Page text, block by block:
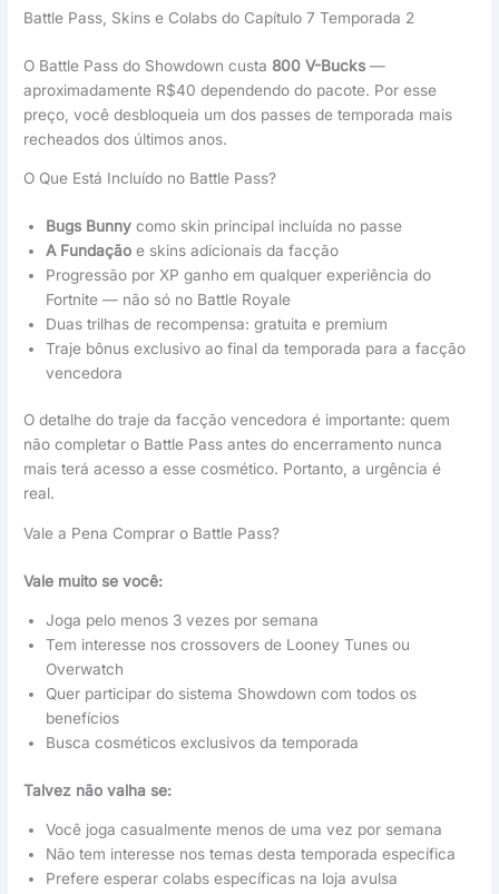
Battle Pass, Skins e Colabs do Capítulo 7 Temporada 2
O Battle Pass do Showdown custa 800 V-Bucks —
aproximadamente R$40 dependendo do pacote. Por esse
preço, você desbloqueia um dos passes de temporada mais
recheados dos últimos anos.
O Que Está Incluído no Battle Pass?
Bugs Bunny como skin principal incluída no passe
A Fundação e skins adicionais da facção
Progressão por XP ganho em qualquer experiência do
Fortnite — não só no Battle Royale
Duas trilhas de recompensa: gratuita e premium
Traje bônus exclusivo ao final da temporada para a facção
vencedora
O detalhe do traje da facção vencedora é importante: quem
não completar o Battle Pass antes do encerramento nunca
mais terá acesso a esse cosmético. Portanto, a urgência é
real.
Vale a Pena Comprar o Battle Pass?
Vale muito se você:
Joga pelo menos 3 vezes por semana
Tem interesse nos crossovers de Looney Tunes ou
Overwatch
Quer participar do sistema Showdown com todos os
benefícios
Busca cosméticos exclusivos da temporada
Talvez não valha se:
Você joga casualmente menos de uma vez por semana
Não tem interesse nos temas desta temporada específica
Prefere esperar colabs específicas na loja avulsa